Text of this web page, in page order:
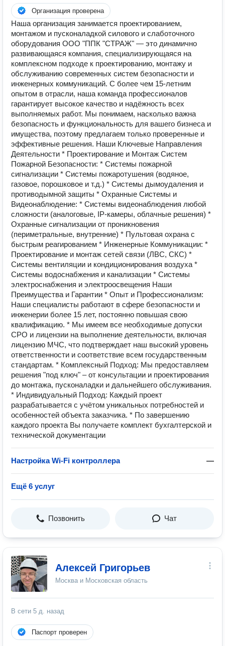
Организация проверена
Наша организация занимается проектированием,
монтажом и пусконаладкой силового и слаботочного
оборудования ООО "ППК "СТРАЖ" — это динамично
развивающаяся компания, специализирующаяся на
комплексном подходе к проектированию, монтажу и
обслуживанию современных систем безопасности и
инженерных коммуникаций. С более чем 15-летним
опытом в отрасли, наша команда профессионалов
гарантирует высокое качество и надёжность всех
выполняемых работ. Мы понимаем, насколько важна
безопасность и функциональность для вашего бизнеса и
имущества, поэтому предлагаем только проверенные и
эффективные решения. Наши Ключевые Направления
Деятельности * Проектирование и Монтаж Систем
Пожарной Безопасности: * Системы пожарной
сигнализации * Системы пожаротушения (водяное,
газовое, порошковое и т.д.) * Системы дымоудаления и
противодымной защиты * Охранные Системы и
Видеонаблюдение: * Системы видеонаблюдения любой
сложности (аналоговые, IP-камеры, облачные решения) *
Охранные сигнализации от проникновения
(периметральные, внутренние) * Пультовая охрана с
быстрым реагированием * Инженерные Коммуникации: *
Проектирование и монтаж сетей связи (ЛВС, СКС) *
Системы вентиляции и кондиционирования воздуха *
Системы водоснабжения и канализации * Системы
электроснабжения и электроосвещения Наши
Преимущества и Гарантии * Опыт и Профессионализм:
Наши специалисты работают в сфере безопасности и
инженерии более 15 лет, постоянно повышая свою
квалификацию. * Мы имеем все необходимые допуски
СРО и лицензии на выполнение деятельности, включая
лицензию МЧС, что подтверждает наш высокий уровень
ответственности и соответствие всем государственным
стандартам. * Комплексный Подход: Мы предоставляем
решения "под ключ" – от консультации и проектирования
до монтажа, пусконаладки и дальнейшего обслуживания.
* Индивидуальный Подход: Каждый проект
разрабатывается с учётом уникальных потребностей и
особенностей объекта заказчика. * По завершению
каждого проекта Вы получаете комплект бухгалтерской и
технической документации
Настройка Wi-Fi контроллера —
Ещё 6 услуг
Позвонить Чат
Алексей Григорьев
Москва и Московская область
В сети 5 д. назад
Паспорт проверен